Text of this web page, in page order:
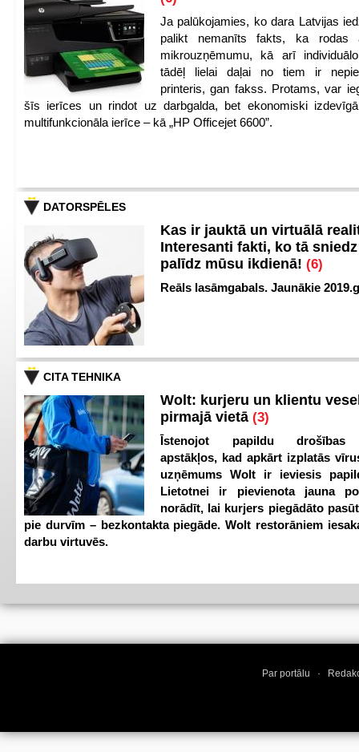
Ja palūkojamies, ko dara Latvijas
palikt nemanīts fakts, ka rodas
mikrouzņēmumu, kā arī
tādēļ lielai daļai no tiem ir
printeris, gan fakss. Protams, var
šīs ierīces un rindot uz darbgalda, bet ekonomiski
multifunkcionāla ierīce – kā „HP Officejet 6600”.
DATORSPĒLES
Kas ir jauktā un virtuālā
Interesanti fakti, ko tā
palīdz mūsu ikdienā! (6)
Reāls lasāmgabals. Jaunākie
CITA TEHNIKA
Wolt: kurjeru un klientu
pirmajā vietā (3)
Īstenojot papildu drošības
apstākļos, kad apkārt izplatās
uzņēmums Wolt ir ieviesis
Lietotnei ir pievienota jauna
norādīt, lai kurjers piegādāto
pie durvīm – bezkontakta piegāde. Wolt restorāniem
darbu virtuvēs.
Par portālu ·